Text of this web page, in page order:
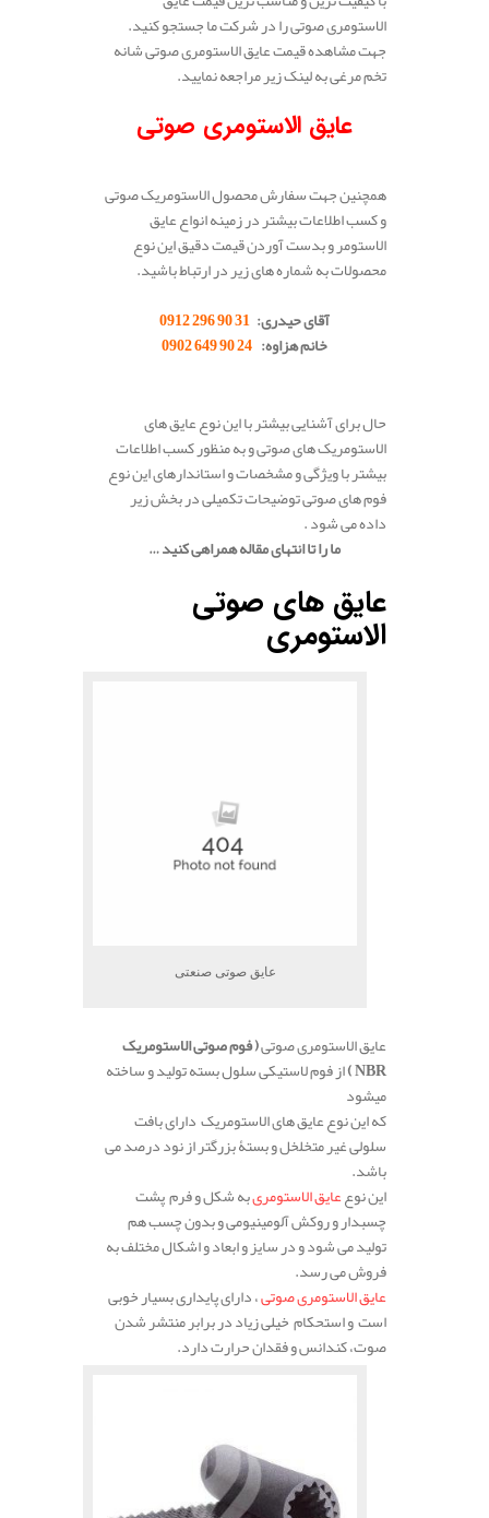
الاستومری صوتی را در شرکت ما جستجو کنید.
جهت مشاهده قیمت عایق الاستومری صوتی شانه
تخم مرغی به لینک زیر مراجعه نمایید.
عایق الاستومری صوتی
همچنین جهت سفارش محصول الاستومریک صوتی
و کسب اطلاعات بیشتر در زمینه انواع عایق
الاستومر و بدست آوردن قیمت دقیق این نوع
محصولات به شماره های زیر در ارتباط باشید.
آقای حیدری: 31 90 296 0912
خانم هزاوه: 24 90 649 0902
حال برای آشنایی بیشتر با این نوع عایق های
الاستومریک های صوتی و به منظور کسب اطلاعات
بیشتر با ویژگی و مشخصات و استاندارهای این نوع
فوم های صوتی توضیحات تکمیلی در بخش زیر
داده می شود .
ما را تا انتهای مقاله همراهی کنید …
عایق های صوتی
الاستومری
عایق صوتی صنعتی
عایق الاستومری صوتی( فوم صوتی الاستومریک
NBR
)از فوم لاستیکی سلول بسته تولید و ساخته
میشود
که این نوع عایق های الاستومریک دارای بافت
سلولی غیر متخلخل و بستۀ بزرگتر از نود درصد می
باشد.
این نوععایق الاستومریبه شکل و فرم پشت
چسبدار و روکش آلومینیومی و بدون چسب هم
تولید می شود و در سایز و ابعاد و اشکال مختلف به
فروش می رسد.
عایق الاستومری صوتی، دارای پایداری بسیار خوبی
است و استحکام خیلی زیاد در برابر منتشر شدن
صوت، کندانس و فقدان حرارت دارد.